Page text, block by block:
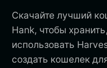
Скачайте лучший
Hank, чтобы
использовать
создать кошелек